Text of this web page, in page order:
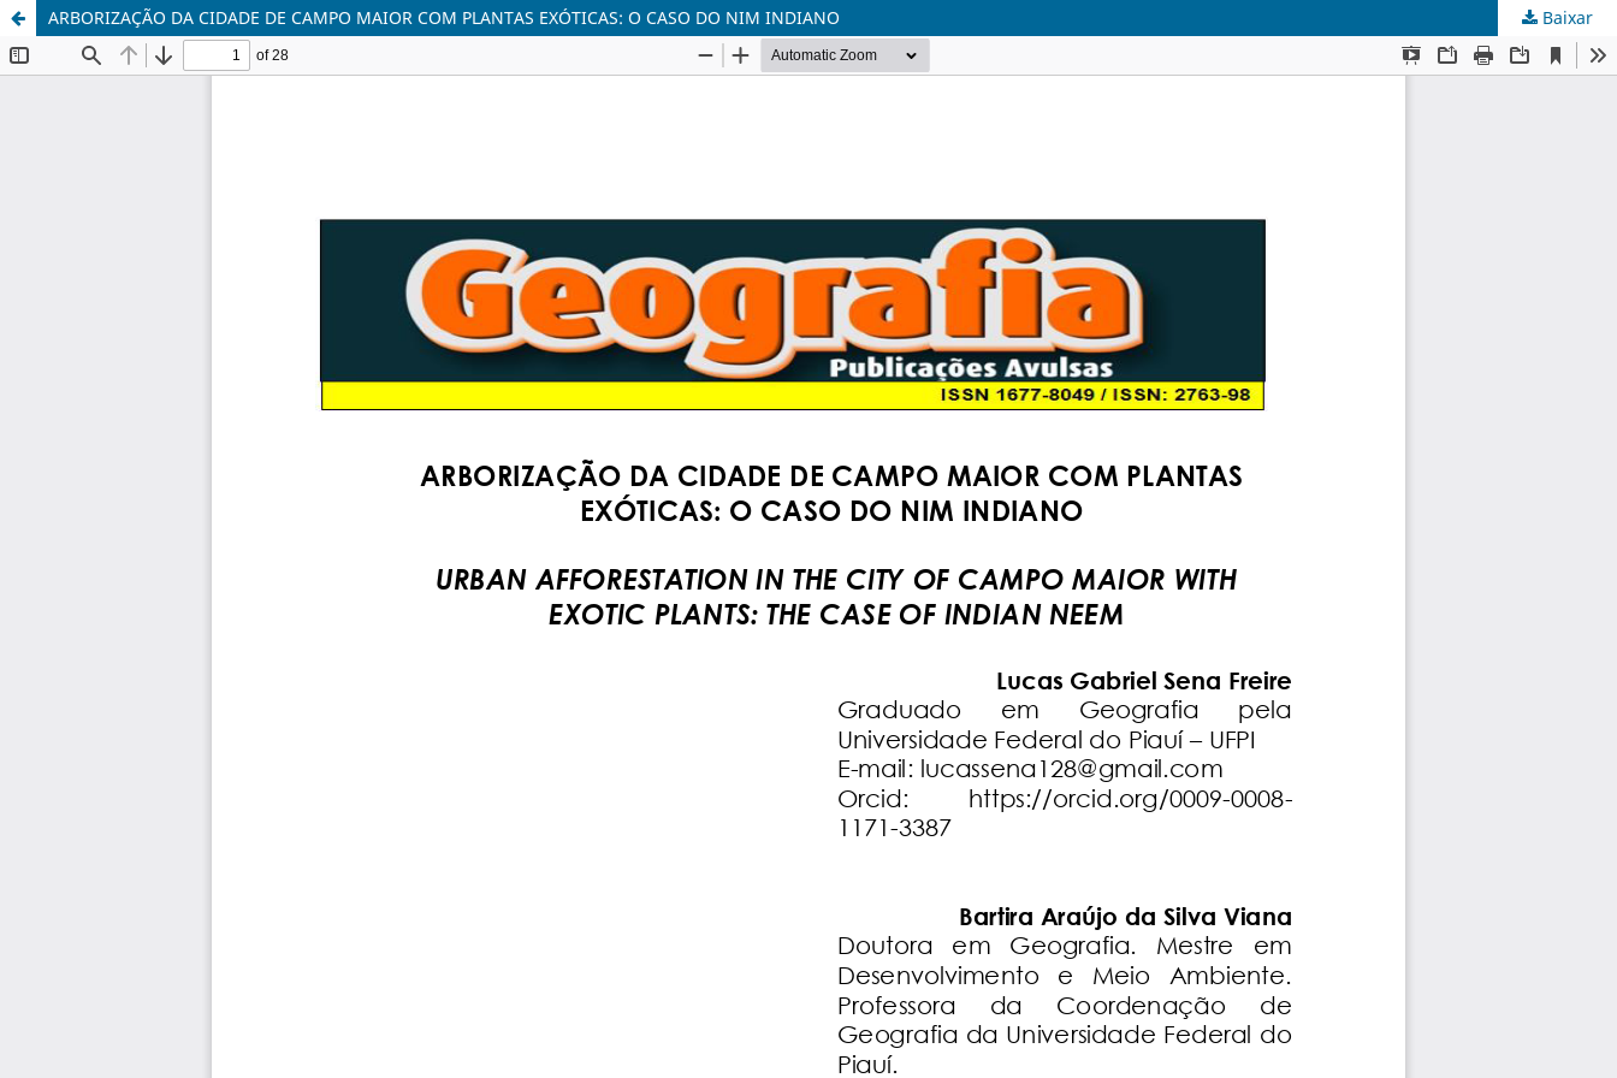
ARBORIZAÇÃO DA CIDADE DE CAMPO MAIOR COM PLANTAS EXÓTICAS: O CASO DO NIM INDIANO Baixar